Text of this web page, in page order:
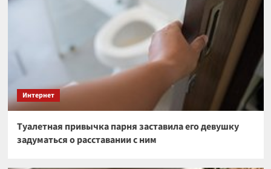
Интернет
Туалетная привычка парня заставила его девушку
задуматься о расставании с ним